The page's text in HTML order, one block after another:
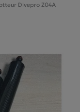
Divepro Z04A